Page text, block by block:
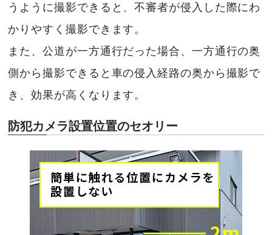
うように撮影できると、不審者が侵入した際にわ
かりやすく撮影できます。
また、公道が一方通行だった場合、一方通行の奥
側から撮影できると車の侵入経路の奥から撮影で
き、効果が高くなります。
防犯カメラ設置位置のセオリー